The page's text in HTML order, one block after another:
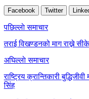
Facebook Twitter
Post
navigation
पछिल्लाे समाचार
तराई विखण्डनको माग राख्ने
अघिल्लाे समाचार
राष्ट्रिय क्रान्तिकारी
सिंह